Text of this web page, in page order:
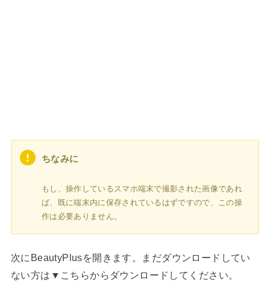
ちなみに
もし、操作しているスマホ端末で撮影された画像であれ
ば、既に端末内に保存されているはずですので、この操
作は必要ありません。
次にBeautyPlusを開きます。まだダウンロードしてい
ない方は▼こちらからダウンロードしてください。